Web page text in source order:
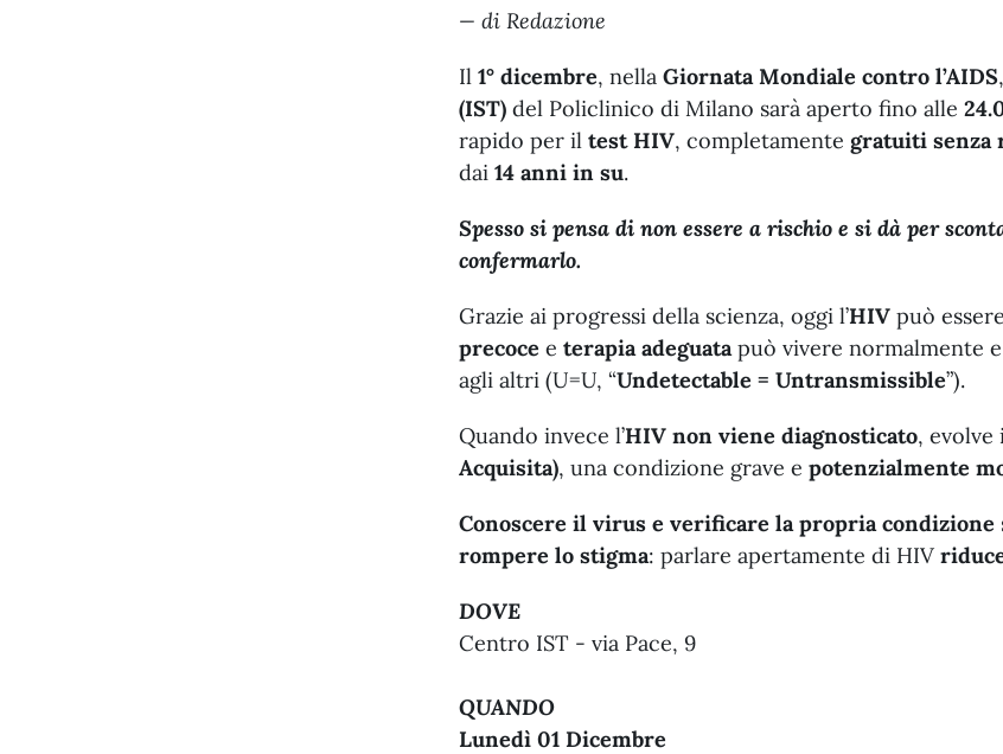
— di Redazione
Il 1° dicembre, nella Giornata Mondiale contro l’AIDS
(IST) del Policlinico di Milano sarà aperto fino alle
rapido per il test HIV, completamente gratuiti senza
dai 14 anni in su.
Spesso si pensa di non essere a rischio e si dà per
confermarlo.
Grazie ai progressi della scienza, oggi l’HIV può essere
precoce e terapia adeguatapuò vivere normalmente e
agli altri (U=U, “Undetectable = Untransmissible”).
Quando invece l’HIV non viene diagnosticato, evolve
Acquisita), una condizione grave e potenzialmente
Conoscere il virus e verificare la propria condizione
rompere lo stigma: parlare apertamente di HIV
DOVE
Centro IST - via Pace, 9
QUANDO
Lunedì 01 Dicembre